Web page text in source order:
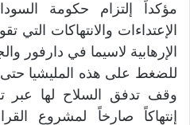
مؤكداً إلتزام حكومة
الإعتداءات والانتهاكات التي
الإرهابية لاسيما في دارفور
للضغط على هذه المليشيا حتى
وقف تدفق السلاح لها عبر